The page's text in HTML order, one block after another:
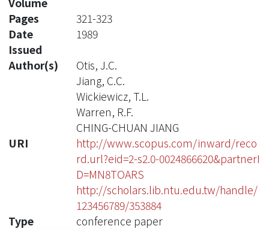
Pages
321-323
Date
Issued
1989
Author(s)
Otis, J.C.
Jiang, C.C.
Wickiewicz, T.L.
Warren, R.F.
CHING-CHUAN JIANG
URI
http://www.scopus.com/inward/reco
rd.url?eid=2-s2.0-0024866620&partnerI
D=MN8TOARS
http://scholars.lib.ntu.edu.tw/handle/
123456789/353884
Type
conference paper